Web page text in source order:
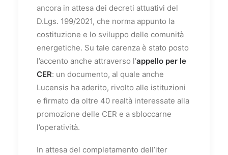
ancora in attesa dei decreti attuativi del
D.Lgs. 199/2021, che norma appunto la
costituzione e lo sviluppo delle comunità
energetiche. Su tale carenza è stato posto
l’accento anche attraverso l’appello per le
CER: un documento, al quale anche
Lucensis ha aderito, rivolto alle istituzioni
e firmato da oltre 40 realtà interessate alla
promozione delle CER e a sbloccarne
l’operatività.
In attesa del completamento dell’iter